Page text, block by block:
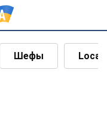
Шефы Local